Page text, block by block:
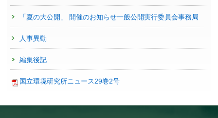
「夏の大公開」 開催のお知らせ一般公開実行委員会事務局
人事異動
編集後記
国立環境研究所ニュース29巻2号